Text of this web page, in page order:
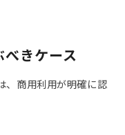
きケース
、商用利用が明確に認